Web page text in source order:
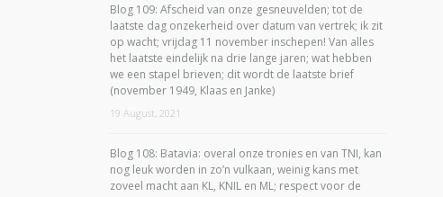
Blog 109: Afscheid van onze gesneuvelden; tot de
laatste dag onzekerheid over datum van vertrek; ik zit
op wacht; vrijdag 11 november inschepen! Van alles
het laatste eindelijk na drie lange jaren; wat hebben
we een stapel brieven; dit wordt de laatste brief
(november 1949, Klaas en Janke)
19 August, 2021
Blog 108: Batavia: overal onze tronies en van TNI, kan
nog leuk worden in zo’n vulkaan, weinig kans met
zoveel macht aan KL, KNIL en ML; respect voor de